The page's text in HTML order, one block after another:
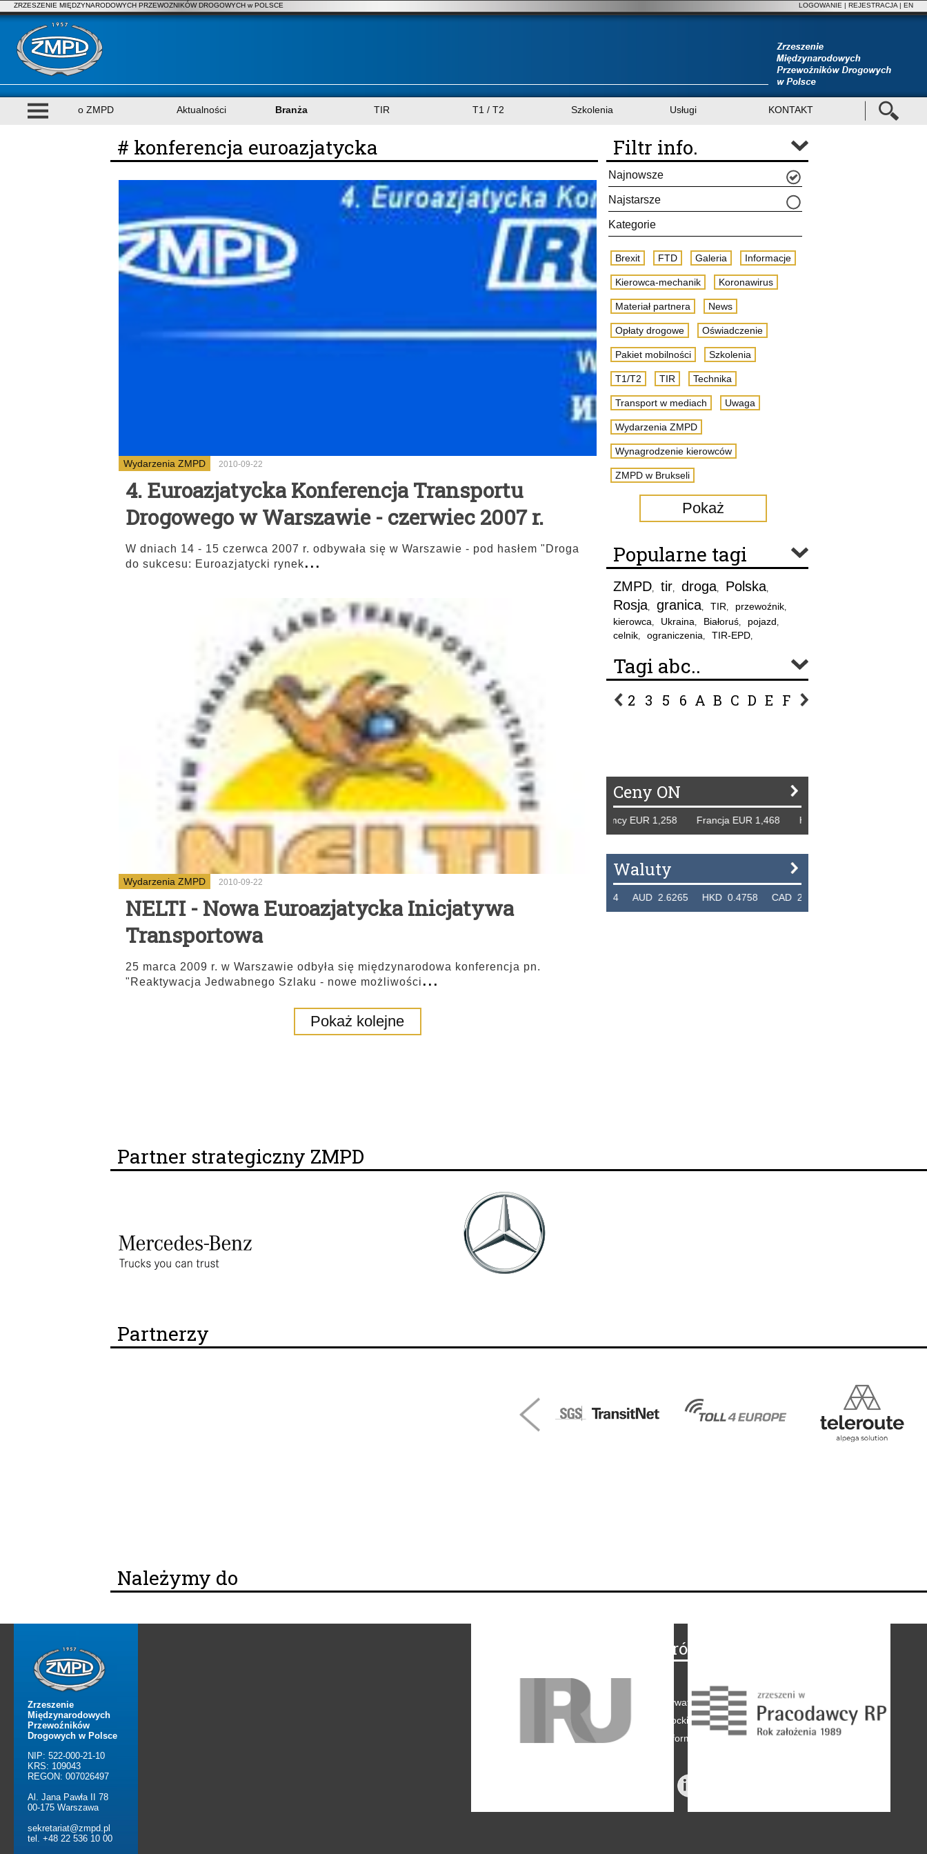
ZRZESZENIE MIĘDZYNARODOWYCH PRZEWOZNIKÓW DROGOWYCH w POLSCE LOGOWANIE | REJESTRACJA | EN
o ZMPD Aktualności Branża TIR T1 / T2 Szkolenia Usługi KONTAKT
# konferencja euroazjatycka
Wydarzenia ZMPD 2010-09-22
4. Euroazjatycka Konferencja Transportu
Drogowego w Warszawie - czerwiec 2007 r.
W dniach 14 - 15 czerwca 2007 r. odbywała się w Warszawie - pod hasłem "Droga
do sukcesu: Euroazjatycki rynek...
Wydarzenia ZMPD 2010-09-22
NELTI - Nowa Euroazjatycka Inicjatywa
Transportowa
25 marca 2009 r. w Warszawie odbyła się międzynarodowa konferencja pn.
"Reaktywacja Jedwabnego Szlaku - nowe możliwości...
Pokaż kolejne
Filtr info.
Najnowsze
Najstarsze
Kategorie
Brexit FTD Galeria Informacje
Kierowca-mechanik Koronawirus
Materiał partnera News
Opłaty drogowe Oświadczenie
Pakiet mobilności Szkolenia
T1/T2 TIR Technika
Transport w mediach Uwaga
Wydarzenia ZMPD
Wynagrodzenie kierowców
ZMPD w Brukseli
Pokaż
Popularne tagi
ZMPD, tir, droga, Polska,
Rosja, granica, TIR, przewoźnik,
kierowca, Ukraina, Białoruś, pojazd,
celnik, ograniczenia, TIR-EPD,
Tagi abc..
2 3 5 6 A B C D E F G
Ceny ON
Tydzień 42/2019 r. Niemcy EUR 1,258 Francja EUR 1,468 Hiszpania EUR 1,229 WB
Waluty
THB 0.1129 USD 3.7324 AUD 2.6265 HKD 0.4758 CAD 2.6618 NZD 2.1914 SGD
Partner strategiczny ZMPD
Partnerzy
Należymy do
Zrzeszenie
Międzynarodowych
Przewoźników
Drogowych w Polsce
NIP: 522-000-21-10
KRS: 109043
REGON: 007026497
Al. Jana Pawła II 78
00-175 Warszawa
sekretariat@zmpd.pl
tel. +48 22 536 10 00
Na skróty
Polityka prywatności
Polityka coockies
-Klauzule informacyjne